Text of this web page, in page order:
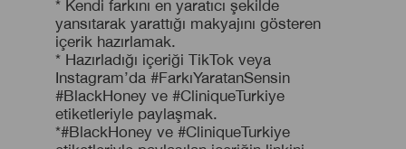
* Kendi farkını en yaratıcı şekilde
yansıtarak yarattığı makyajını gösteren
içerik hazırlamak.
* Hazırladığı içeriği TikTok veya
Instagram’da #FarkıYaratanSensin
#BlackHoney ve #CliniqueTurkiye
etiketleriyle paylaşmak.
*#BlackHoney ve #CliniqueTurkiye